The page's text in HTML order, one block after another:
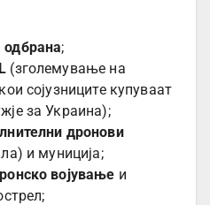
;
(зголемување на
сојузниците купуваат
за Украина);
дронови
и муниција;
војување и